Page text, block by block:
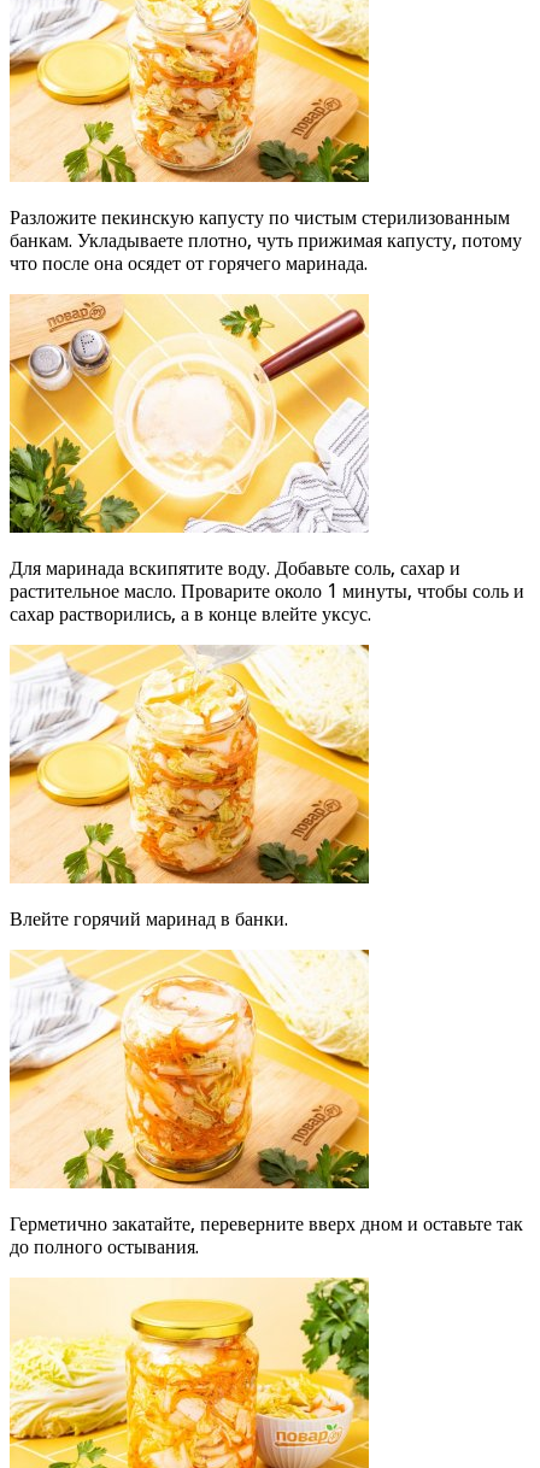
Разложите пекинскую капусту по чистым стерилизованным
банкам. Укладываете плотно, чуть прижимая капусту, потому
что после она осядет от горячего маринада.
Для маринада вскипятите воду. Добавьте соль, сахар и
растительное масло. Проварите около 1 минуты, чтобы соль и
сахар растворились, а в конце влейте уксус.
Влейте горячий маринад в банки.
Герметично закатайте, переверните вверх дном и оставьте так
до полного остывания.